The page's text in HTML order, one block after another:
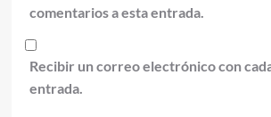
comentarios a esta entrada.
Recibir un correo electrónico con
entrada.